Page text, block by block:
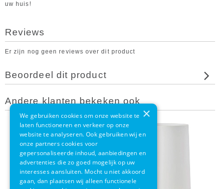
uw huis!
Reviews
Er zijn nog geen reviews over dit product
Beoordeel dit product
Andere klanten bekeken ook
×
We gebruiken cookies om onze website te
laten functioneren en verkeer op onze
website te analyseren. Ook gebruiken wij en
onze partners cookies voor
gepersonaliseerde inhoud, aanbiedingen en
advertenties die zo goed mogelijk op uw
interesses aansluiten. Mocht u niet akkoord
gaan, dan plaatsen wij alleen functionele